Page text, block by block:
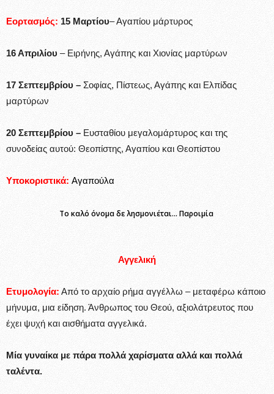
Εορτασμός: 15 Μαρτίου– Αγαπίου μάρτυρος
16 Απριλίου – Ειρήνης, Αγάπης και Χιονίας μαρτύρων
17 Σεπτεμβρίου – Σοφίας, Πίστεως, Αγάπης και Ελπίδας
μαρτύρων
20 Σεπτεμβρίου – Ευσταθίου μεγαλομάρτυρος και της
συνοδείας αυτού: Θεοπίστης, Αγαπίου και Θεοπίστου
Υποκοριστικά: Αγαπούλα
Το καλό όνομα δε λησμονιέται… Παροιμία
Αγγελική
Ετυμολογία: Από το αρχαίο ρήμα αγγέλλω – μεταφέρω κάποιο
μήνυμα, μια είδηση. Άνθρωπος του Θεού, αξιολάτρευτος που
έχει ψυχή και αισθήματα αγγελικά.
Μία γυναίκα με πάρα πολλά χαρίσματα αλλά και πολλά
ταλέντα.